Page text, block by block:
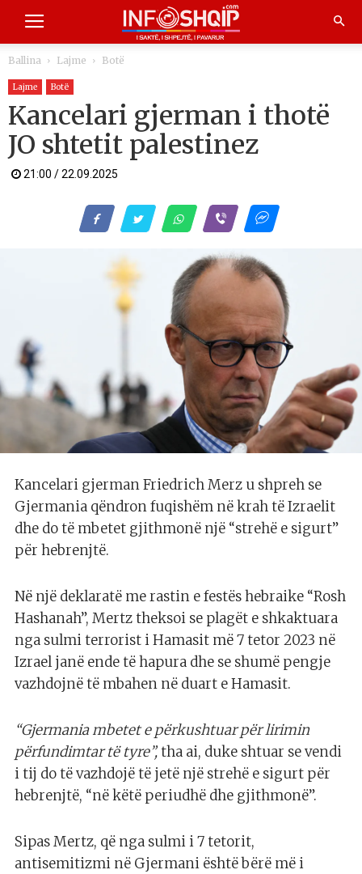
Ballina Lajme Botë
Lajme Botë
Kancelari gjerman i thotë
JO shtetit palestinez
21:00 / 22.09.2025
Kancelari gjerman Friedrich Merz u shpreh se
Gjermania qëndron fuqishëm në krah të Izraelit
dhe do të mbetet gjithmonë një “strehë e sigurt”
për hebrenjtë.
Në një deklaratë me rastin e festës hebraike “Rosh
Hashanah”, Mertz theksoi se plagët e shkaktuara
nga sulmi terrorist i Hamasit më 7 tetor 2023 në
Izrael janë ende të hapura dhe se shumë pengje
vazhdojnë të mbahen në duart e Hamasit.
“Gjermania mbetet e përkushtuar për lirimin
përfundimtar të tyre”,tha ai, duke shtuar se vendi
i tij do të vazhdojë të jetë një strehë e sigurt për
hebrenjtë, “në këtë periudhë dhe gjithmonë”.
Sipas Mertz, që nga sulmi i 7 tetorit,
antisemitizmi në Gjermani është bërë më i